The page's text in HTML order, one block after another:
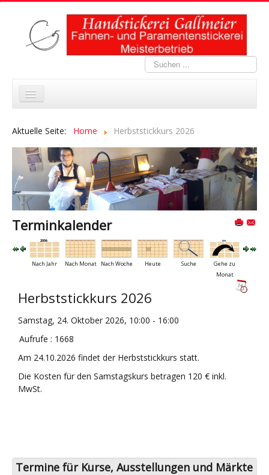
Suchen
...
Stickkurse
Abverkauf
Aktuelles
Über uns
Links
Kontakt/AGB
Impressum
Aktuelle Seite: Home Herbststickkurs 2026
Terminkalender
Nach Jahr Nach Monat Nach Woche Heute Suche
Gehe zu
Monat
Herbststickkurs 2026
Samstag, 24. Oktober 2026, 10:00 - 16:00
Aufrufe : 1668
Am 24.10.2026 findet der Herbststickkurs statt.
Die Kosten für den Samstagskurs betragen 120 € inkl.
MwSt.
Termine für Kurse, Ausstellungen und Märkte